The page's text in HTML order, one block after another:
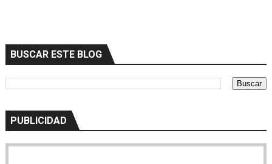
BUSCAR ESTE BLOG
PUBLICIDAD